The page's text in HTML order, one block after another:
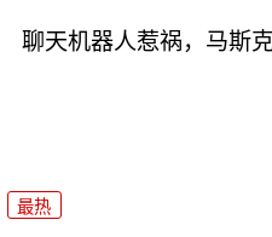
聊天机器人惹祸，马斯
最热